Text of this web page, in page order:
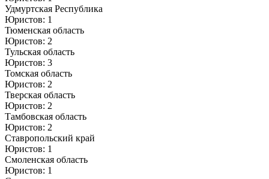
Удмуртская Республика
Юристов: 1
Тюменская область
Юристов: 2
Тульская область
Юристов: 3
Томская область
Юристов: 2
Тверская область
Юристов: 2
Тамбовская область
Юристов: 2
Ставропольский край
Юристов: 1
Смоленская область
Юристов: 1